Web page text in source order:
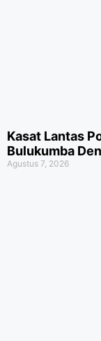
Kasat Lantas
Bulukumba
Agustus 7, 2026